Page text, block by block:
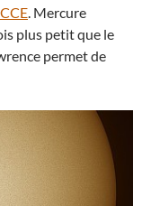
. Mercure
plus petit que le
permet de